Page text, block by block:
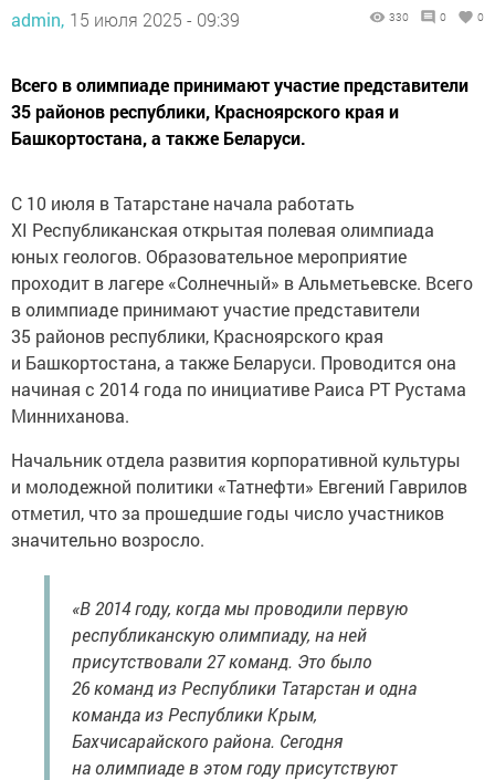
admin, 15 июля 2025 - 09:39 330 0 0
Всего в олимпиаде принимают участие представители
35 районов республики, Красноярского края и
Башкортостана, а также Беларуси.
С 10 июля в Татарстане начала работать
XI Республиканская открытая полевая олимпиада
юных геологов. Образовательное мероприятие
проходит в лагере «Солнечный» в Альметьевске. Всего
в олимпиаде принимают участие представители
35 районов республики, Красноярского края
и Башкортостана, а также Беларуси. Проводится она
начиная с 2014 года по инициативе Раиса РТ Рустама
Минниханова.
Начальник отдела развития корпоративной культуры
и молодежной политики «Татнефти» Евгений Гаврилов
отметил, что за прошедшие годы число участников
значительно возросло.
«В 2014 году, когда мы проводили первую
республиканскую олимпиаду, на ней
присутствовали 27 команд. Это было
26 команд из Республики Татарстан и одна
команда из Республики Крым,
Бахчисарайского района. Сегодня
на олимпиаде в этом году присутствуют